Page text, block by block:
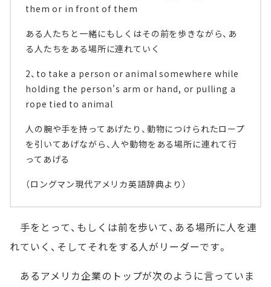
them or in front of them
ある人たちと一緒にもしくはその前を歩きながら、あ
る人たちをある場所に連れていく
2、to take a person or animal somewhere while
holding the person's arm or hand, or pulling a
rope tied to animal
人の腕や手を持ってあげたり、動物につけられたロープ
を引いてあげながら、人や動物をある場所に連れて行
ってあげる
（ロングマン現代アメリカ英語辞典より）
手をとって、もしくは前を歩いて、ある場所に人を連
れていく、そしてそれをする人がリーダーです。
あるアメリカ企業のトップが次のように言っていま